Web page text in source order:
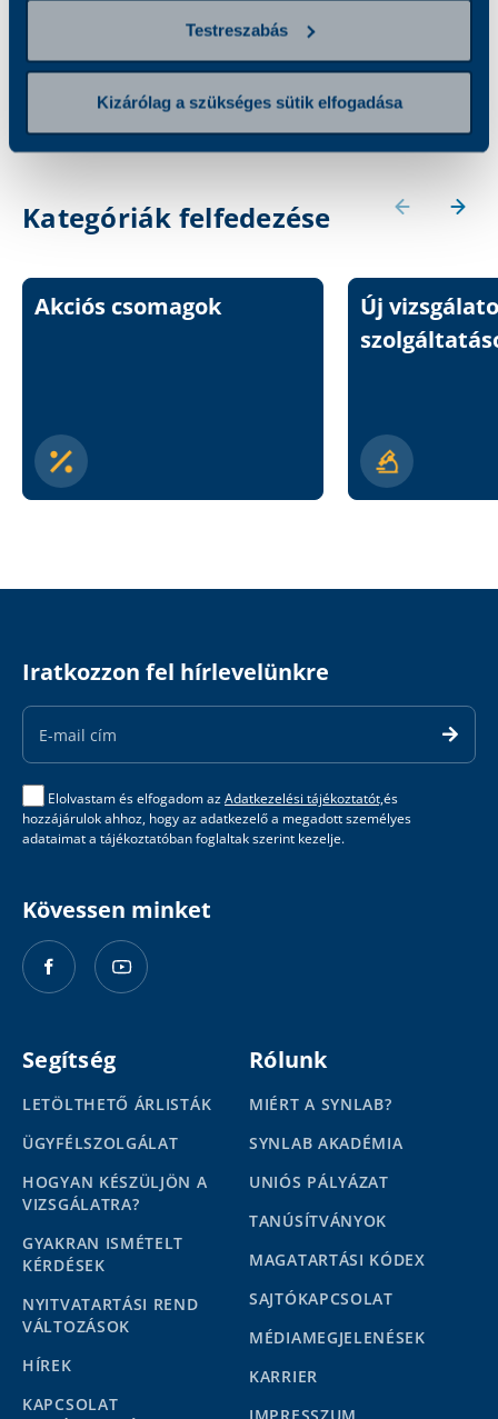
Testreszabás
Kizárólag a szükséges sütik elfogadása
Kategóriák felfedezése
Akciós csomagok
Új
Iratkozzon fel hírlevelünkre
Email
Address
Elolvastam és elfogadom azAdatkezelési tájékoztatót,és
hozzájárulok ahhoz, hogy az adatkezelő a megadott személyes
adataimat a tájékoztatóban foglaltak szerint kezelje.
Kövessen minket
Segítség
LETÖLTHETŐ ÁRLISTÁK
ÜGYFÉLSZOLGÁLAT
HOGYAN KÉSZÜLJÖN A
VIZSGÁLATRA?
GYAKRAN ISMÉTELT
KÉRDÉSEK
NYITVATARTÁSI REND
VÁLTOZÁSOK
HÍREK
KAPCSOLAT
Rólunk
MIÉRT A SYNLAB?
SYNLAB AKADÉMIA
UNIÓS PÁLYÁZAT
TANÚSÍTVÁNYOK
MAGATARTÁSI KÓDEX
SAJTÓKAPCSOLAT
MÉDIAMEGJELENÉSEK
KARRIER